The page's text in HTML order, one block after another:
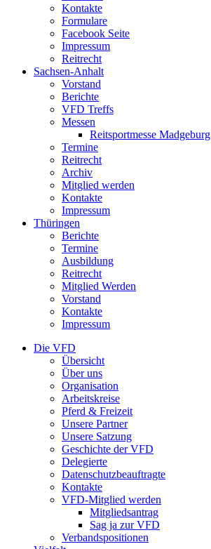
Kontakte
Formulare
Facebook Seite
Impressum
Reitrecht
Sachsen-Anhalt
Vorstand
Berichte
VFD Treffs
Messen
Reitsportmesse Madgeburg
Termine
Reitrecht
Archiv
Mitglied werden
Kontakte
Impressum
Thüringen
Berichte
Termine
Ausbildung
Reitrecht
Mitglied Werden
Vorstand
Kontakte
Impressum
Die VFD
Übersicht
Über uns
Organisation
Arbeitskreise
Pferd & Freizeit
Unsere Partner
Unsere Satzung
Geschichte der VFD
Delegierte
Datenschutzbeauftragte
Kontakte
VFD-Mitglied werden
Mitgliedsantrag
Sag ja zur VFD
Verbandspositionen